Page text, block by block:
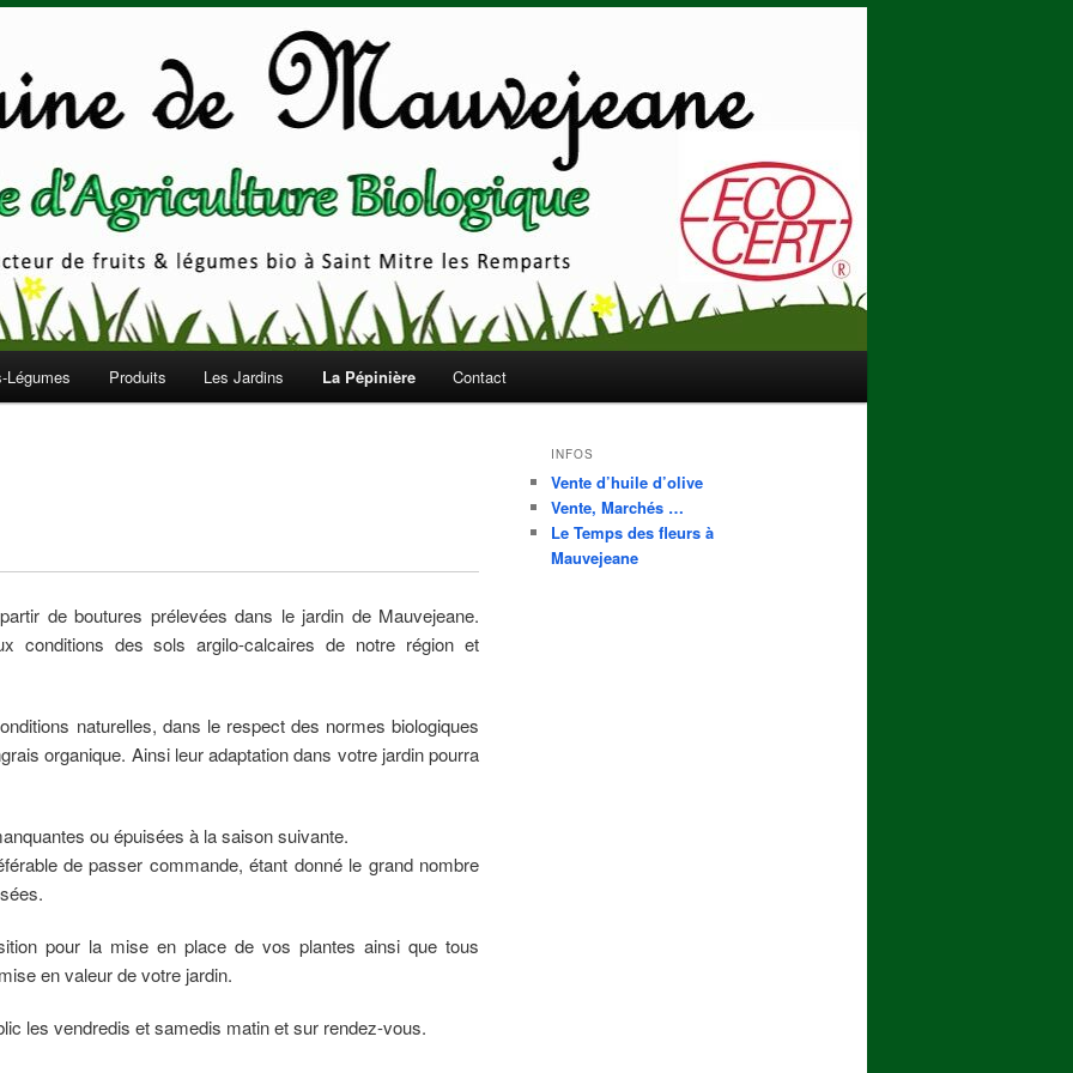
Légumes Produits Les Jardins La Pépinière Contact
de boutures prélevées dans le jardin de Mauvejeane.
conditions des sols argilo-calcaires de notre région et
naturelles, dans le respect des normes biologiques
organique. Ainsi leur adaptation dans votre jardin pourra
ou épuisées à la saison suivante.
de passer commande, étant donné le grand nombre
pour la mise en place de vos plantes ainsi que tous
en valeur de votre jardin.
les vendredis et samedis matin et sur rendez-vous.
INFOS
Vente d’huile d’olive
Vente, Marchés …
Le Temps des fleurs à
Mauvejeane